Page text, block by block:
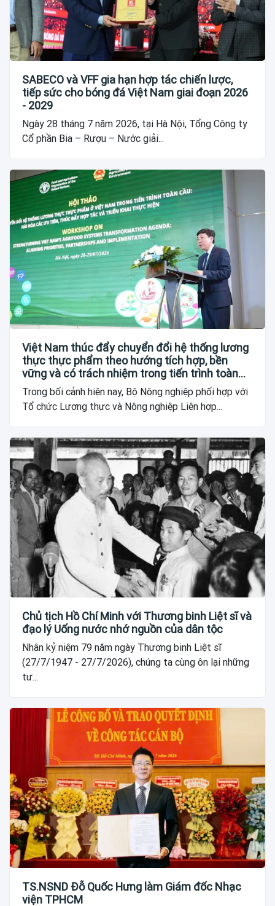
SABECO và VFF gia hạn hợp tác chiến lược,
tiếp sức cho bóng đá Việt Nam giai đoạn 2026
- 2029
Ngày 28 tháng 7 năm 2026, tại Hà Nội, Tổng Công ty
Cổ phần Bia – Rượu – Nước giải...
Việt Nam thúc đẩy chuyển đổi hệ thống lương
thực thực phẩm theo hướng tích hợp, bền
vững và có trách nhiệm trong tiến trình toàn
cầu
Trong bối cảnh hiện nay, Bộ Nông nghiệp phối hợp với
Tổ chức Lương thực và Nông nghiệp Liên hợp...
Chủ tịch Hồ Chí Minh với Thương binh Liệt sĩ và
đạo lý Uống nước nhớ nguồn của dân tộc
Nhân kỷ niệm 79 năm ngày Thương binh Liệt sĩ
(27/7/1947 - 27/7/2026), chúng ta cùng ôn lại những
tư...
TS.NSND Đỗ Quốc Hưng làm Giám đốc Nhạc
viện TPHCM